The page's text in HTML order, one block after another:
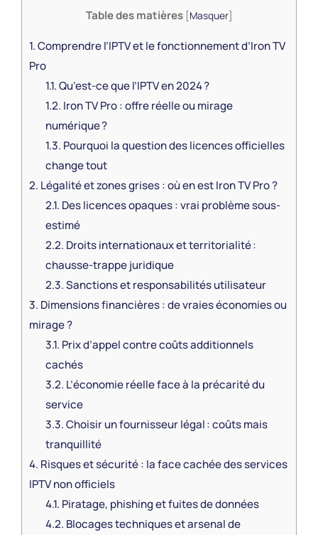
Table des matières [Masquer]
1.Comprendre l’IPTV et le fonctionnement d’Iron TV
Pro
1.1.Qu’est-ce que l’IPTV en 2024 ?
1.2. Iron TV Pro : offre réelle ou mirage
numérique ?
1.3. Pourquoi la question des licences officielles
change tout
2. Légalité et zones grises : où en est Iron TV Pro ?
2.1. Des licences opaques : vrai problème sous-
estimé
2.2. Droits internationaux et territorialité :
chausse-trappe juridique
2.3.Sanctions et responsabilités utilisateur
3. Dimensions financières : de vraies économies ou
mirage ?
3.1. Prix d’appel contre coûts additionnels
cachés
3.2. L’économie réelle face à la précarité du
service
3.3.Choisir un fournisseur légal : coûts mais
tranquillité
4. Risques et sécurité : la face cachée des services
IPTV non officiels
4.1. Piratage, phishing et fuites de données
4.2. Blocages techniques et arsenal de